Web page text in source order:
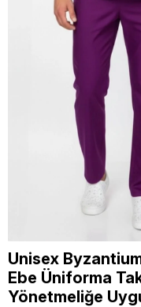
Unisex
Ebe Üniforma
Yönetmeliğe